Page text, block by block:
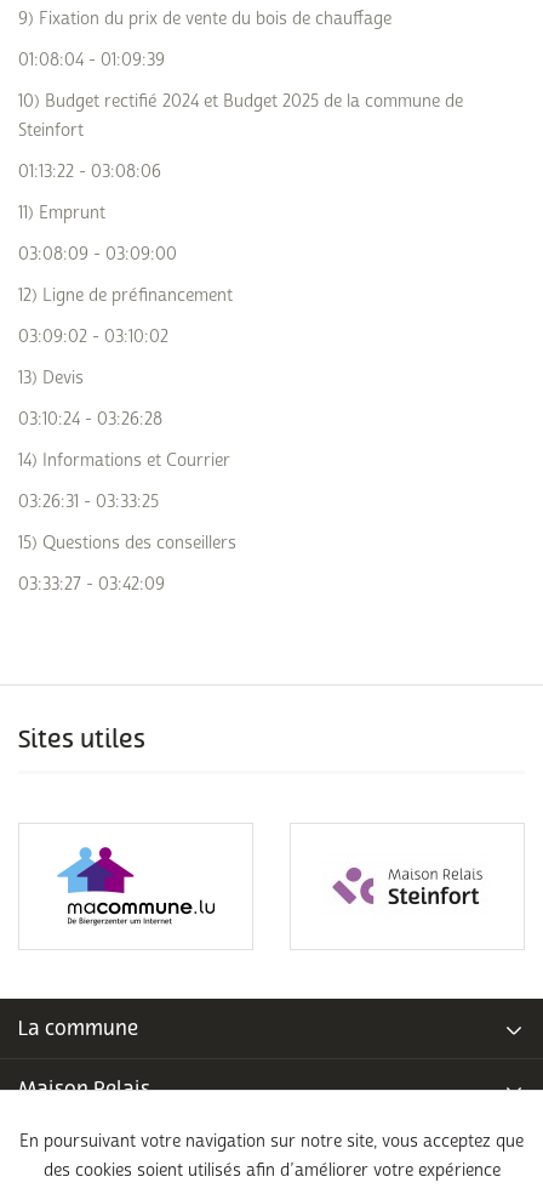
9) Fixation du prix de vente du bois de chauffage
01:08:04 - 01:09:39
10) Budget rectifié 2024 et Budget 2025 de la commune de
Steinfort
01:13:22 - 03:08:06
11) Emprunt
03:08:09 - 03:09:00
12) Ligne de préfinancement
03:09:02 - 03:10:02
13) Devis
03:10:24 - 03:26:28
14) Informations et Courrier
03:26:31 - 03:33:25
15) Questions des conseillers
03:33:27 - 03:42:09
Sites utiles
La commune
Maison Relais
Piscine communale
En poursuivant votre navigation sur notre site, vous acceptez que
des cookies soient utilisés afin d’améliorer votre expérience